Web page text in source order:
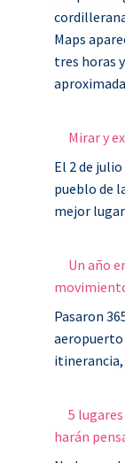
Maps
tres horas
Mirar y
El 2 de
pueblo de
mejor
Un año
Pasaron
aeropuerto
itinerancia,
5
harán